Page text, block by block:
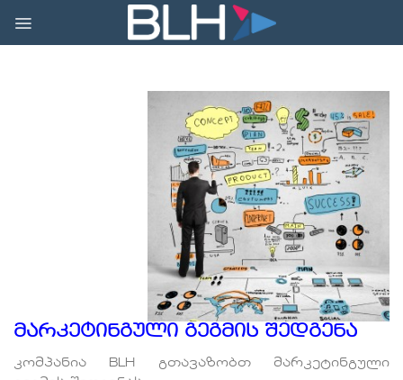
content
მარკეტინგული გეგმის შედგენა
კომპანია BLH გთავაზობთ მარკეტინგული